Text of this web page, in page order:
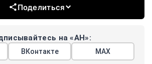
Поделиться
на «АН»:
ВКонтакте МАХ